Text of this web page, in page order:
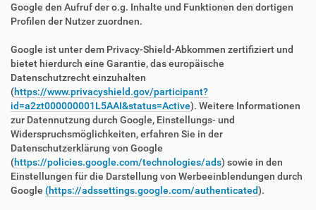
Google den Aufruf der o.g. Inhalte und Funktionen den dortigen
Profilen der Nutzer zuordnen.
Google ist unter dem Privacy-Shield-Abkommen zertifiziert und
bietet hierdurch eine Garantie, das europäische
Datenschutzrecht einzuhalten
(https://www.privacyshield.gov/participant?
id=a2zt000000001L5AAI&status=Active). Weitere Informationen
zur Datennutzung durch Google, Einstellungs- und
Widerspruchsmöglichkeiten, erfahren Sie in der
Datenschutzerklärung von Google
(https://policies.google.com/technologies/ads) sowie in den
Einstellungen für die Darstellung von Werbeeinblendungen durch
Google (https://adssettings.google.com/authenticated).